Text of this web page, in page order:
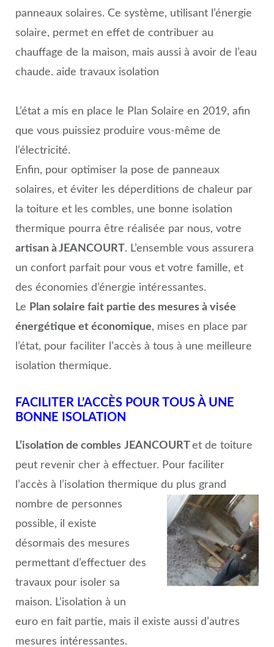
panneaux solaires. Ce système, utilisant l’énergie
solaire, permet en effet de contribuer au
chauffage de la maison, mais aussi à avoir de l’eau
chaude. aide travaux isolation
L’état a mis en place le Plan Solaire en 2019, afin
que vous puissiez produire vous-même de
l’électricité.
Enfin, pour optimiser la pose de panneaux
solaires, et éviter les déperditions de chaleur par
la toiture et les combles, une bonne isolation
thermique pourra être réalisée par nous, votre
artisan à JEANCOURT. L’ensemble vous assurera
un confort parfait pour vous et votre famille, et
des économies d’énergie intéressantes.
Le Plan solaire fait partie des mesures à visée
énergétique et économique, mises en place par
l’état, pour faciliter l’accès à tous à une meilleure
isolation thermique.
FACILITER L’ACCÈS POUR TOUS À UNE
BONNE ISOLATION
L’isolation de combles JEANCOURTet de toiture
peut revenir cher à effectuer. Pour faciliter
l’accès à l’isolation thermique du plus grand
nombre de personnes
possible, il existe
désormais des mesures
permettant d’effectuer des
travaux pour isoler sa
maison. L’isolation à un
euro en fait partie, mais il existe aussi d’autres
mesures intéressantes.